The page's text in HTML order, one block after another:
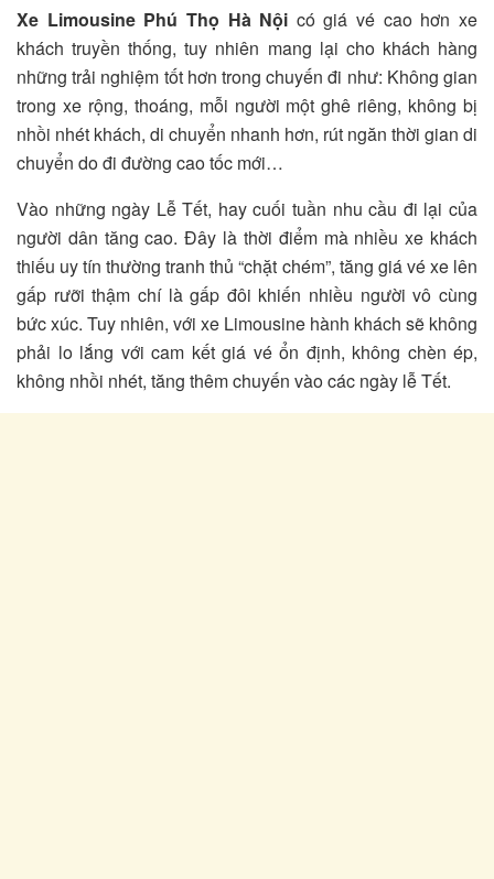
Xe Limousine Phú Thọ Hà Nội có giá vé cao hơn xe
khách truyền thống, tuy nhiên mang lại cho khách hàng
những trải nghiệm tốt hơn trong chuyến đi như: Không gian
trong xe rộng, thoáng, mỗi người một ghê riêng, không bị
nhồi nhét khách, di chuyển nhanh hơn, rút ngăn thời gian di
chuyển do đi đường cao tốc mới…
Vào những ngày Lễ Tết, hay cuối tuần nhu cầu đi lại của
người dân tăng cao. Đây là thời điểm mà nhiều xe khách
thiếu uy tín thường tranh thủ “chặt chém”, tăng giá vé xe lên
gấp rưỡi thậm chí là gấp đôi khiến nhiều người vô cùng
bức xúc. Tuy nhiên, với xe Limousine hành khách sẽ không
phải lo lắng với cam kết giá vé ổn định, không chèn ép,
không nhồi nhét, tăng thêm chuyến vào các ngày lễ Tết.